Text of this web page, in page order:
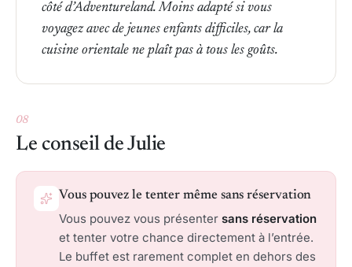
côté d’Adventureland. Moins adapté si vous
voyagez avec de jeunes enfants difficiles, car la
cuisine orientale ne plaît pas à tous les goûts.
08
Le conseil de Julie
Vous pouvez le tenter même sans réservation
Vous pouvez vous présenter sans réservation
et tenter votre chance directement à l’entrée.
Le buffet est rarement complet en dehors des